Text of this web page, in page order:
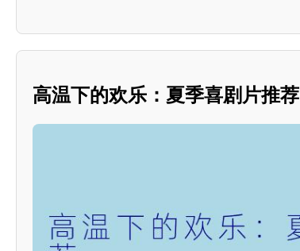
高温下的欢乐：夏季喜剧片推荐